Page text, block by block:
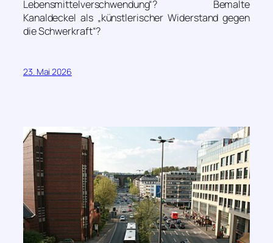
Lebensmittelverschwendung“? Bemalte
Kanaldeckel als „künstlerischer Widerstand gegen
die Schwerkraft“?
23. Mai 2026